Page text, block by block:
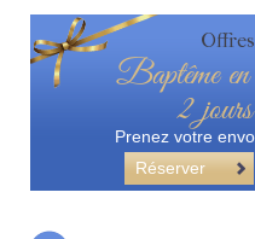
Baptême
2
Prenez votre
Réserver